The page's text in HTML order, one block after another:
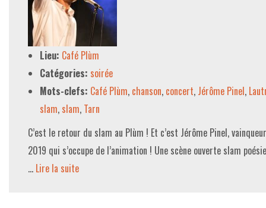
AMI·ES ARTISTES
LE PROJET DE TERRITOIRE
LE CAFÉ/RESTO
LES FORMULES
LA CARTE
NOS FOURNISSEUR·EUSE·S
LA LIBRAIRIE
Lieu: Café Plùm
Catégories: soirée
Mots-clefs: Café Plùm, chanson, concert, Jérôme Pinel,
slam, slam, Tarn
C’est le retour du slam au Plùm ! Et c’est Jérôme Pinel,
2019 qui s’occupe de l’animation ! Une scène ouverte slam
… Lire la suite­­